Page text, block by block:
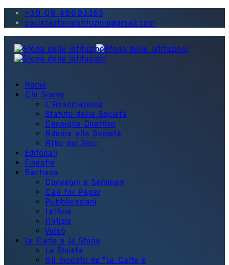
+39 06 49693353
societastoriaistituzioni@gmail.com
Home
Chi Siamo
L'Associazione
Statuto della Società
Consiglio Direttivo
Aderire alla Società
Albo dei Soci
Editoriali
Finestre
Bacheca
Convegni e Seminari
Call for Paper
Pubblicazioni
Letture
Notizie
Video
Le Carte e la Storia
La Rivista
Gli Incontri de "Le Carte e